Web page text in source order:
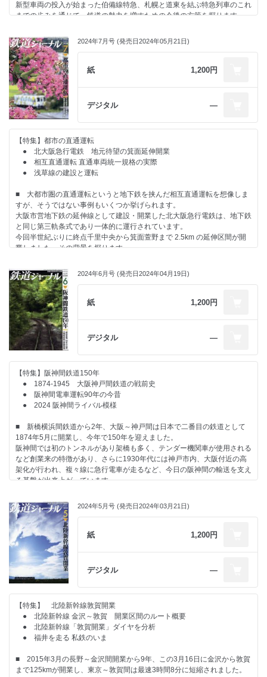
新型車両の投入が始まった伯備線特急、札幌と道東を結ぶ特急列車のこれ
までの歩みを通じて、鉄道の魅力を増すための今後の方策を探ります。
の対策として鉄道にも期待がかかっていますが、実態を見れば鉄道貨物が
果たして受け皿となりうるのかどうか楽観を許しません。
2024年7月号 (発売日2024年05月21日)
紙 1,200円
デジタル ―
【特集】都市の直通運転
● 北大阪急行電鉄 地元待望の箕面延伸開業
● 相互直通運転 直通車両統一規格の実際
● 浅草線の建設と運転
■ 大都市圏の直通運転というと地下鉄を挟んだ相互直通運転を想像しま
すが、そうではない事例もいくつか挙げられます。
大阪市営地下鉄の延伸線として建設・開業した北大阪急行電鉄は、地下鉄
と同じ第三軌条式であり一体的に運行されています。
今回半世紀ぶりに終点千里中央から箕面萱野まで 2.5km の延伸区間が開
業しました。その背景を探ります。
■ 一方では西の阪神なんば線、東の新横浜線が、間に地下鉄を挟まない
直通運転を行っており、運用車両の面でも特徴があります。
また、歴史的には営団地下鉄の計画路線に食い込み、都市型相互直通運転
の先駆となった東京都営地下鉄の草創期を紹介しました。
2024年6月号 (発売日2024年04月19日)
紙 1,200円
デジタル ―
【特集】阪神間鉄道150年
● 1874-1945 大阪神戸間鉄道の戦前史
● 阪神間電車運転90年の今昔
● 2024 阪神間ライバル模様
■ 新橋横浜間鉄道から2年、大阪～神戸間は日本で二番目の鉄道として
1874年5月に開業し、今年で150年を迎えました。
阪神間では初のトンネルがあり架橋も多く、テンダー機関車が使用される
など創業来の特徴があり、さらに1930年代には神戸市内、大阪付近の高
架化が行われ、複々線に急行電車が走るなど、今日の阪神間の輸送を支え
る基盤が出来上がっています。
■ 北陸新幹線金沢～敦賀間が開業しましたが北陸と大阪・名古屋との間
は敦賀で乗り換え必須となったにもかかわらず、新幹線は3階、在来線特
急は1階、2階コンコースに中間改札という構造で、しかも時間短縮効果
はわずかです。
どうしてこのようなことになったのか、詳しくレポートしました。
2024年5月号 (発売日2024年03月21日)
紙 1,200円
デジタル ―
【特集】 北陸新幹線敦賀開業
● 北陸新幹線 金沢～敦賀 開業区間のルート概要
● 北陸新幹線「敦賀開業」ダイヤを分析
● 福井を走る 私鉄のいま
■ 2015年3月の長野～金沢間開業から9年、この3月16日に金沢から敦賀
まで125kmが開業し、東京～敦賀間は最速3時間8分に短縮されました。